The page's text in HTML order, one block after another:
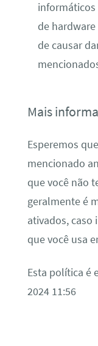
de
de causar
Mais
Esperemos
mencionado
que você não
geralmente é
ativados, caso
que você usa
Esta política é
2024 11:56